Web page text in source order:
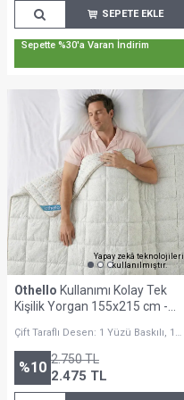
SEPETE EKLE
Sepette %30'a Varan İndirim
Yapay zekâ teknolojileri
kullanılmıştır.
Othello Kullanımı Kolay Tek
Kişilik Yorgan 155x215 cm -
Çift Taraflı Desen: 1 Yüzü Baskılı, 1
%10 2.750TL
2.475 TL